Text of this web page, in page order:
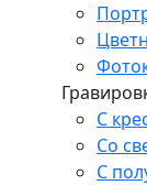
С
Со
С